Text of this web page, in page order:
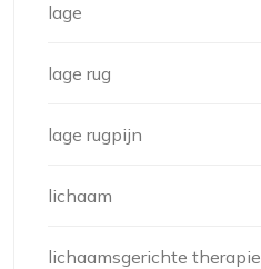
lage
lage rug
lage rugpijn
lichaam
lichaamsgerichte therapie